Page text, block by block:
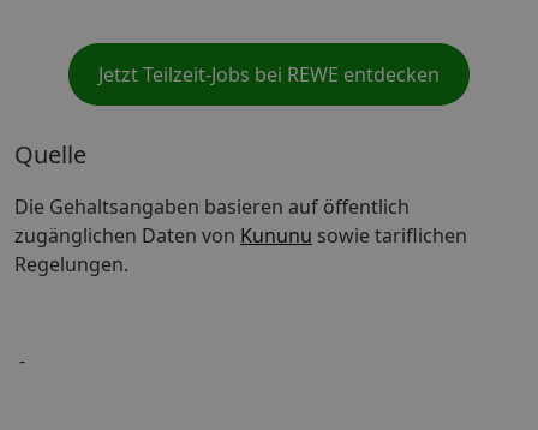
Jetzt Teilzeit-Jobs bei REWE entdecken
Quelle
Die Gehaltsangaben basieren auf öffentlich
zugänglichen Daten von Kununu sowie tariflichen
Regelungen.
-